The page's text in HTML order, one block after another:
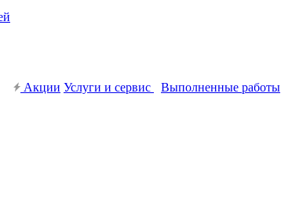
Акции Услуги и сервис Выполненные работы